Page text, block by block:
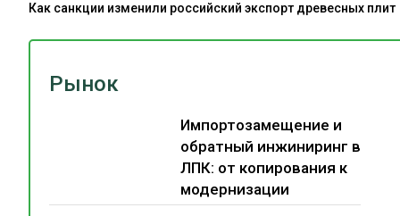
Рынок
Импортозамещение и
обратный инжиниринг в
ЛПК: от копирования к
модернизации
Как санкции изменили российский экспорт древесных плит